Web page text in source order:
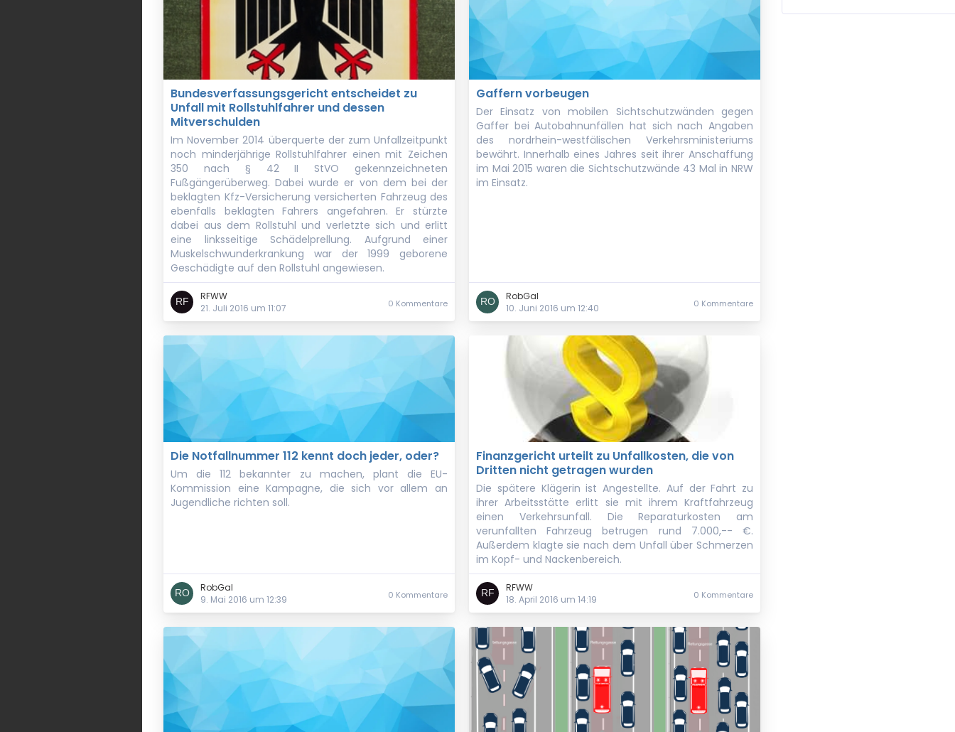
Bundesverfassungsgericht entscheidet zu
Unfall mit Rollstuhlfahrer und dessen
Mitverschulden
Im November 2014 überquerte der zum Unfallzeitpunkt
noch minderjährige Rollstuhlfahrer einen mit Zeichen
350 nach § 42 II StVO gekennzeichneten
Fußgängerüberweg. Dabei wurde er von dem bei der
beklagten Kfz-Versicherung versicherten Fahrzeug des
ebenfalls beklagten Fahrers angefahren. Er stürzte
dabei aus dem Rollstuhl und verletzte sich und erlitt
eine linksseitige Schädelprellung. Aufgrund einer
Muskelschwunderkrankung war der 1999 geborene
Geschädigte auf den Rollstuhl angewiesen.
RFWW
21. Juli 2016 um 11:07
0 Kommentare
Gaffern vorbeugen
Der Einsatz von mobilen Sichtschutzwänden gegen
Gaffer bei Autobahnunfällen hat sich nach Angaben
des nordrhein-westfälischen Verkehrsministeriums
bewährt. Innerhalb eines Jahres seit ihrer Anschaffung
im Mai 2015 waren die Sichtschutzwände 43 Mal in NRW
im Einsatz.
RobGal
10. Juni 2016 um 12:40
0 Kommentare
Die Notfallnummer 112 kennt doch jeder, oder?
Um die 112 bekannter zu machen, plant die EU-
Kommission eine Kampagne, die sich vor allem an
Jugendliche richten soll.
RobGal
9. Mai 2016 um 12:39
0 Kommentare
Finanzgericht urteilt zu Unfallkosten, die von
Dritten nicht getragen wurden
Die spätere Klägerin ist Angestellte. Auf der Fahrt zu
ihrer Arbeitsstätte erlitt sie mit ihrem Kraftfahrzeug
einen Verkehrsunfall. Die Reparaturkosten am
verunfallten Fahrzeug betrugen rund 7.000,-- €.
Außerdem klagte sie nach dem Unfall über Schmerzen
im Kopf- und Nackenbereich.
RFWW
18. April 2016 um 14:19
0 Kommentare